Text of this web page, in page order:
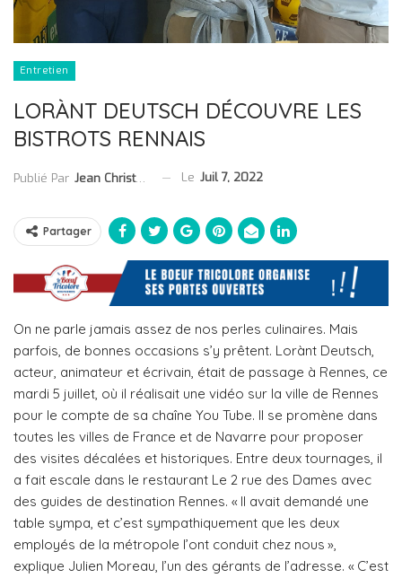
Entretien
LORÀNT DEUTSCH DÉCOUVRE LES
BISTROTS RENNAIS
Publié Par Jean Christophe Collet Le Juil 7, 2022
Partager
On ne parle jamais assez de nos perles culinaires. Mais
parfois, de bonnes occasions s’y prêtent. Lorànt Deutsch,
acteur, animateur et écrivain, était de passage à Rennes, ce
mardi 5 juillet, où il réalisait une vidéo sur la ville de Rennes
pour le compte de sa chaîne You Tube. Il se promène dans
toutes les villes de France et de Navarre pour proposer
des visites décalées et historiques. Entre deux tournages, il
a fait escale dans le restaurant Le 2 rue des Dames avec
des guides de destination Rennes. « Il avait demandé une
table sympa, et c’est sympathiquement que les deux
employés de la métropole l’ont conduit chez nous »,
explique Julien Moreau, l’un des gérants de l’adresse. « C’est